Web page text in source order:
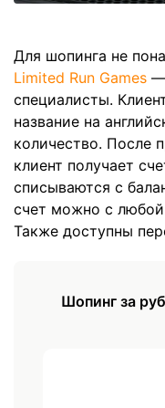
Для шопинга не
Limited Run Games —
специалисты.
название на
количество. После
клиент получает
списываются с
счет можно с
Также доступны
Шопинг за